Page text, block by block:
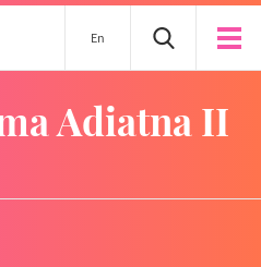
En
Adiatna II